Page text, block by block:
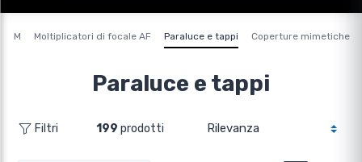
M Moltiplicatori di focale AF Paraluce e tappi Coperture mimetiche
Paraluce e tappi
Filtri 199 prodotti